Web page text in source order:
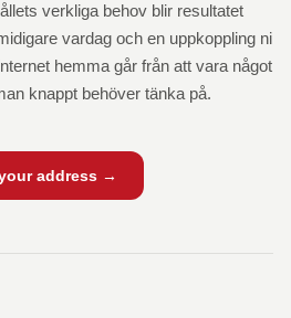
verkliga behov blir resultatet
vardag och en uppkoppling ni
hemma går från att vara något
knappt behöver tänka på.
address →